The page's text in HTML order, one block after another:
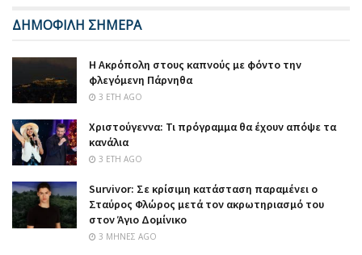
ΔΗΜΟΦΙΛΗ ΣΗΜΕΡΑ
Η Ακρόπολη στους καπνούς με φόντο την
φλεγόμενη Πάρνηθα
3 ΈΤΗ AGO
Χριστούγεννα: Τι πρόγραμμα θα έχουν απόψε τα
κανάλια
3 ΈΤΗ AGO
Survivor: Σε κρίσιμη κατάσταση παραμένει ο
Σταύρος Φλώρος μετά τον ακρωτηριασμό του
στον Άγιο Δομίνικο
3 ΜΉΝΕΣ AGO